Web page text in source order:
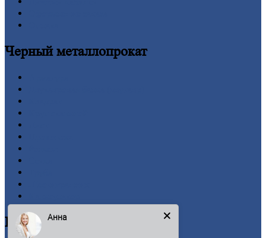
Черныйметаллопрокат
Цветнойметаллопрокат
Анна